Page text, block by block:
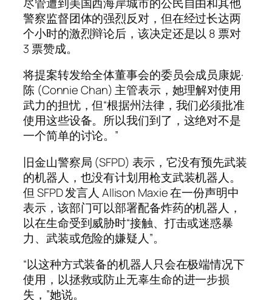
警察监督团体的强烈反对，但在经过长达两
个小时的激烈辩论后，该决定还是以 8 票对
3 票赞成。
将提案转发给全体董事会的委员会成员康妮·
陈 (Connie Chan) 主管表示，她理解对使用
武力的担忧，但“根据州法律，我们必须批准
使用这些设备。所以我们到了，这绝对不是
一个简单的讨论。”
旧金山警察局 (SFPD) 表示，它没有预先武装
的机器人，也没有计划用枪支武装机器人。
但 SFPD 发言人 Allison Maxie 在一份声明中
表示，该部门可以部署配备炸药的机器人，
以在生命受到威胁时“接触、打击或迷惑暴
力、武装或危险的嫌疑人”。
“以这种方式装备的机器人只会在极端情况下
使用，以拯救或防止无辜生命的进一步损
失，”她说。